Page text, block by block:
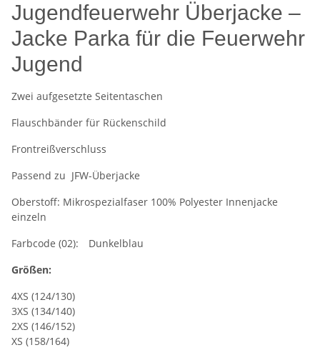
Jugendfeuerwehr Überjacke –
Jacke Parka für die Feuerwehr
Jugend
Zwei aufgesetzte Seitentaschen
Flauschbänder für Rückenschild
Frontreißverschluss
Passend zu JFW-Überjacke
Oberstoff: Mikrospezialfaser 100% Polyester Innenjacke
einzeln
Farbcode (02): Dunkelblau
Größen:
4XS (124/130)
3XS (134/140)
2XS (146/152)
XS (158/164)